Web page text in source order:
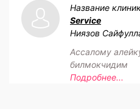
Название
Service
Ниязов
Ассалому
билмокчидим
Подробнее...